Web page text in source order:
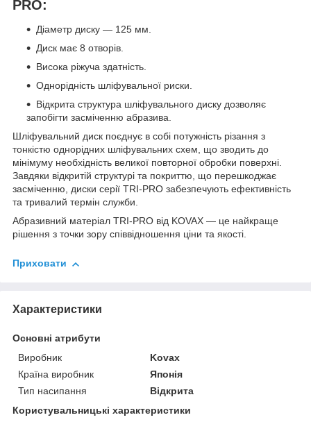
PRO:
Діаметр диску — 125 мм.
Диск має 8 отворів.
Висока ріжуча здатність.
Однорідність шліфувальної риски.
Відкрита структура шліфувального диску дозволяє
запобігти засміченню абразива.
Шліфувальний диск поєднує в собі потужність різання з
тонкістю однорідних шліфувальних схем, що зводить до
мінімуму необхідність великої повторної обробки поверхні.
Завдяки відкритій структурі та покриттю, що перешкоджає
засміченню, диски серії TRI-PRO забезпечують ефективність
та тривалий термін служби.
Абразивний матеріал TRI-PRO від KOVAX — це найкраще
рішення з точки зору співвідношення ціни та якості.
Приховати
Характеристики
Основні атрибути
Виробник
Kovax
Країна виробник
Японія
Тип насипання
Відкрита
Користувальницькі характеристики